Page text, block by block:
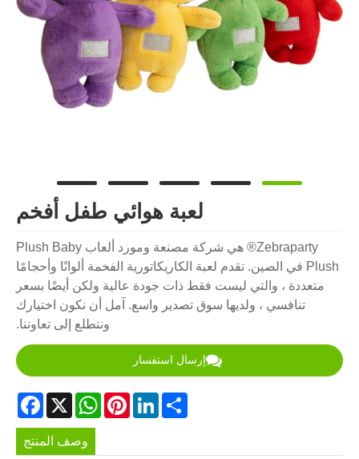
لعبة هوائي طفل أفخم
Zebraparty® هي شركة مصنعة ومورد ألعاب Plush Baby
Plush في الصين. تقدم لعبة الكاريكاتورية الفخمة ألوانًا وأحجامًا
متعددة ، والتي ليست فقط ذات جودة عالية ولكن أيضًا بسعر
تنافسي ، ولديها سوق تصدير واسع. آمل أن نكون اختيارك
ونتطلع إلى تعاوننا.
إرسال استفسار
X
WhatsAppPinterestLinkedInShare
وصف المنتج